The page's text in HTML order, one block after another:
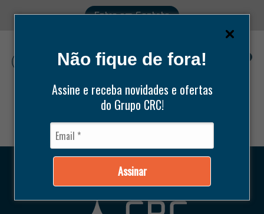
Não fique de fora!
Assine e receba novidades e ofertas
do Grupo CRC!
Assinar
Entre em Contato